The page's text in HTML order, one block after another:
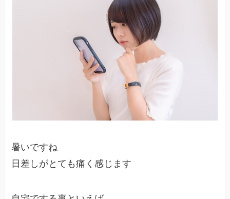
暑いですね
日差しがとても痛く感じます